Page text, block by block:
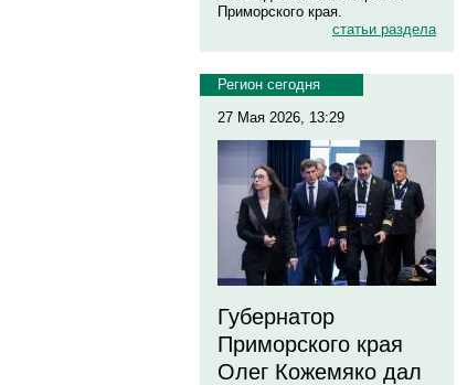
Приморского края.
статьи раздела
Регион сегодня
27 Мая 2026, 13:29
Губернатор
Приморского края
Олег Кожемяко дал